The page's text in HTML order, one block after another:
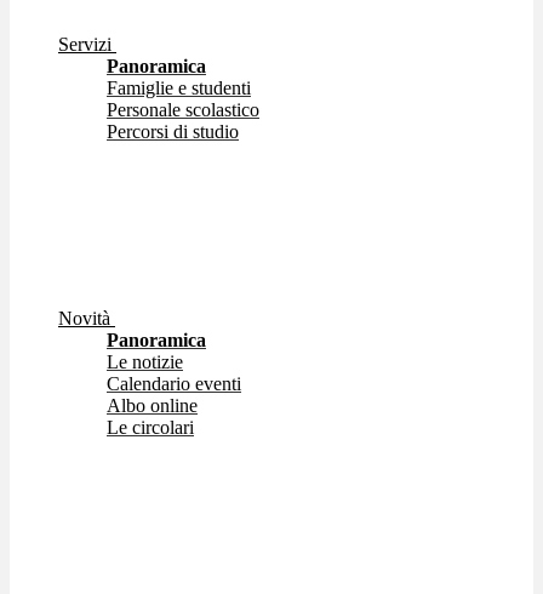
Servizi
Panoramica
Famiglie e studenti
Personale scolastico
Percorsi di studio
Novità
Panoramica
Le notizie
Calendario eventi
Albo online
Le circolari